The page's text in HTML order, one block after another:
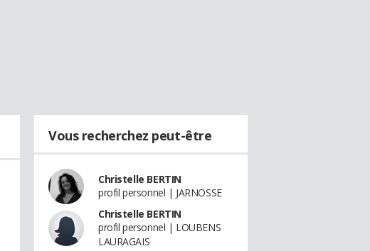
Vous recherchez peut-être
Christelle BERTIN
profil personnel | JARNOSSE
Christelle BERTIN
profil personnel | LOUBENS
LAURAGAIS